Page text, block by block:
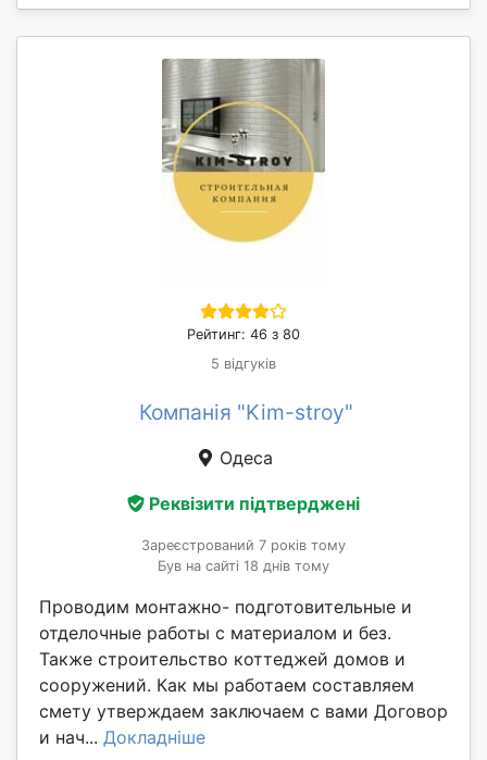
Рейтинг: 46 з 80
5 відгуків
Компанія "Kim-stroy"
Одеса
Реквізити підтверджені
Зареєстрований 7 років тому
Був на сайті 18 днів тому
Проводим монтажно- подготовительные и
отделочные работы с материалом и без.
Также строительство коттеджей домов и
сооружений. Как мы работаем составляем
смету утверждаем заключаем с вами Договор
и нач... Докладніше